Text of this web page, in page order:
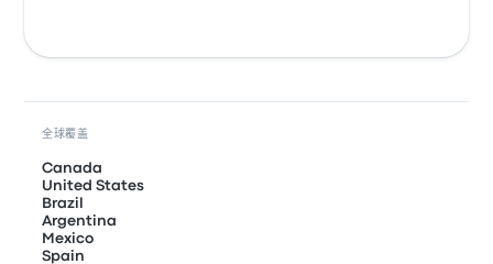
全球覆盖
Canada
United States
Brazil
Argentina
Mexico
Spain